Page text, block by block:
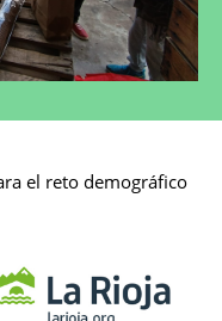
el reto demográfico